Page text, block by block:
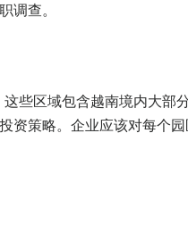
调查。
些区域包含越南境内大
资策略。企业应该对每个